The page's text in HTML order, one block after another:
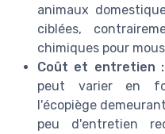
animaux
ciblées,
chimiques pour
Coût et entretien :
peut varier en
l'écopiège
peu d'entretien